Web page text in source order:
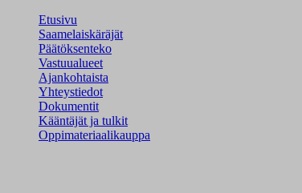
Etusivu
Saamelaiskäräjät
Päätöksenteko
Vastuualueet
Ajankohtaista
Yhteystiedot
Dokumentit
Kääntäjät ja tulkit
Oppimateriaalikauppa